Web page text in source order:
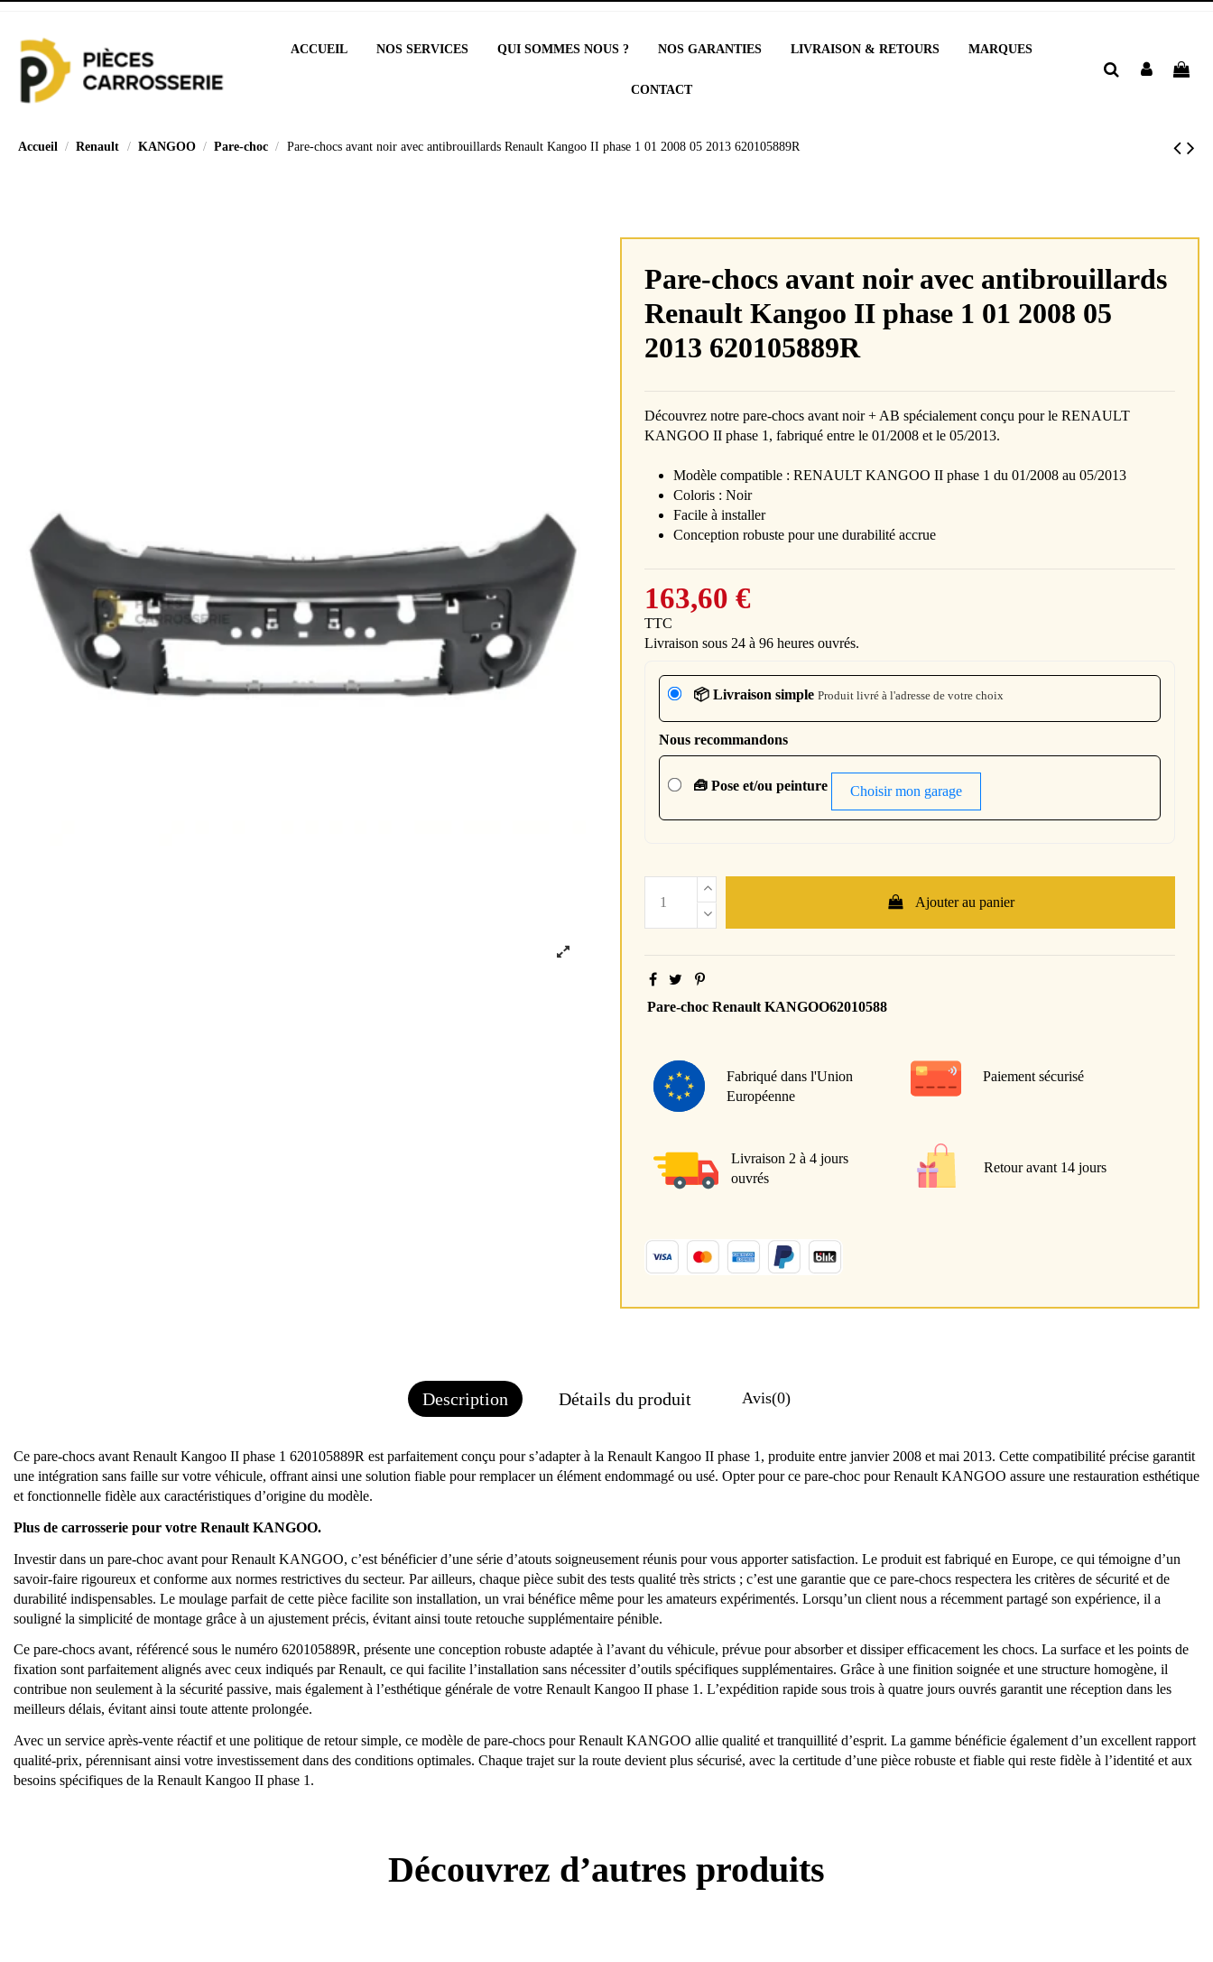
ACCUEIL NOS SERVICES QUI SOMMES NOUS ? NOS GARANTIES LIVRAISON & RETOURS MARQUES
CONTACT
Accueil Renault KANGOO Pare-choc Pare-chocs avant noir avec antibrouillards Renault Kangoo II phase 1 01 2008 05 2013 620105889R
Pare-chocs avant noir avec antibrouillards
Renault Kangoo II phase 1 01 2008 05
2013 620105889R
Découvrez notre pare-chocs avant noir + AB spécialement conçu pour le RENAULT
KANGOO II phase 1, fabriqué entre le 01/2008 et le 05/2013.
Modèle compatible : RENAULT KANGOO II phase 1 du 01/2008 au 05/2013
Coloris : Noir
Facile à installer
Conception robuste pour une durabilité accrue
163,60 €
TTC
Livraison sous 24 à 96 heures ouvrés.
📦 Livraison simple Produit livré à l'adresse de votre choix
Nous recommandons
🧰 Pose et/ou peinture Choisir mon garage
Ajouter au panier
Pare-choc Renault KANGOO62010588
Fabriqué dans l'Union
Européenne
Paiement sécurisé
Livraison 2 à 4 jours
ouvrés
Retour avant 14 jours
Description Détails du produit Avis(0)
Ce pare-chocs avant Renault Kangoo II phase 1 620105889R est parfaitement conçu pour s’adapter à la Renault Kangoo II phase 1, produite entre janvier 2008 et mai 2013. Cette compatibilité précise garantit
une intégration sans faille sur votre véhicule, offrant ainsi une solution fiable pour remplacer un élément endommagé ou usé. Opter pour ce pare-choc pour Renault KANGOO assure une restauration esthétique
et fonctionnelle fidèle aux caractéristiques d’origine du modèle.
Plus de carrosserie pour votre Renault KANGOO.
Investir dans un pare-choc avant pour Renault KANGOO, c’est bénéficier d’une série d’atouts soigneusement réunis pour vous apporter satisfaction. Le produit est fabriqué en Europe, ce qui témoigne d’un
savoir-faire rigoureux et conforme aux normes restrictives du secteur. Par ailleurs, chaque pièce subit des tests qualité très stricts ; c’est une garantie que ce pare-chocs respectera les critères de sécurité et de
durabilité indispensables. Le moulage parfait de cette pièce facilite son installation, un vrai bénéfice même pour les amateurs expérimentés. Lorsqu’un client nous a récemment partagé son expérience, il a
souligné la simplicité de montage grâce à un ajustement précis, évitant ainsi toute retouche supplémentaire pénible.
Ce pare-chocs avant, référencé sous le numéro 620105889R, présente une conception robuste adaptée à l’avant du véhicule, prévue pour absorber et dissiper efficacement les chocs. La surface et les points de
fixation sont parfaitement alignés avec ceux indiqués par Renault, ce qui facilite l’installation sans nécessiter d’outils spécifiques supplémentaires. Grâce à une finition soignée et une structure homogène, il
contribue non seulement à la sécurité passive, mais également à l’esthétique générale de votre Renault Kangoo II phase 1. L’expédition rapide sous trois à quatre jours ouvrés garantit une réception dans les
meilleurs délais, évitant ainsi toute attente prolongée.
Avec un service après-vente réactif et une politique de retour simple, ce modèle de pare-chocs pour Renault KANGOO allie qualité et tranquillité d’esprit. La gamme bénéficie également d’un excellent rapport
qualité-prix, pérennisant ainsi votre investissement dans des conditions optimales. Chaque trajet sur la route devient plus sécurisé, avec la certitude d’une pièce robuste et fiable qui reste fidèle à l’identité et aux
besoins spécifiques de la Renault Kangoo II phase 1.
Découvrez d’autres produits